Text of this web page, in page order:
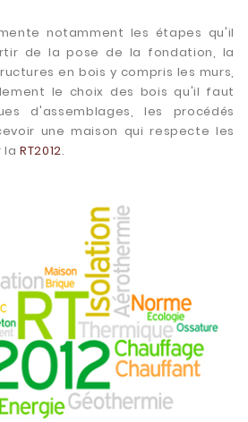
notamment les étapes qu'il
de la pose de la fondation, la
en bois y compris les murs,
le choix des bois qu'il faut
d'assemblages, les procédés
une maison qui respecte les
la RT2012.